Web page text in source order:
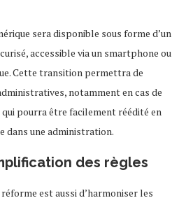
sera disponible sous forme d’un
accessible via un smartphone ou
Cette transition permettra de
notamment en cas de
pourra être facilement réédité en
dans une administration.
des règles
est aussi d’harmoniser les